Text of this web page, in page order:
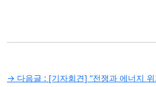
글
→ 다음글 : [기자회견] “전쟁과 에너지